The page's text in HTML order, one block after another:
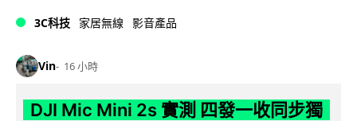
3C科技 家居無線 影音產品
Vin 16 小時
DJI Mic Mini 2s 實測 四發一收同步獨